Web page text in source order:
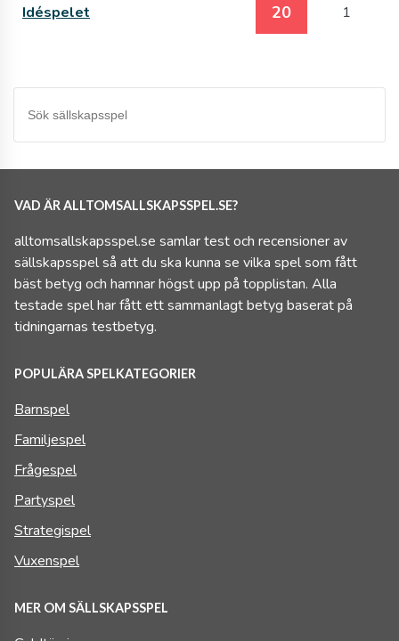
Idéspelet 20 1
VAD ÄR ALLTOMSALLSKAPSSPEL.SE?
alltomsallskapsspel.se samlar test och recensioner av
sällskapsspel så att du ska kunna se vilka spel som fått
bäst betyg och hamnar högst upp på topplistan. Alla
testade spel har fått ett sammanlagt betyg baserat på
tidningarnas testbetyg.
POPULÄRA SPELKATEGORIER
Barnspel
Familjespel
Frågespel
Partyspel
Strategispel
Vuxenspel
MER OM SÄLLSKAPSSPEL